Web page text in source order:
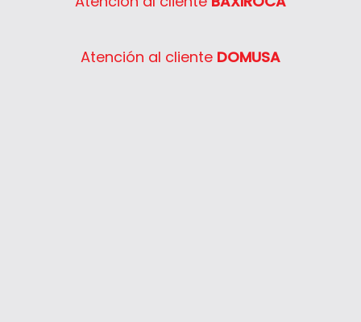
Atención al cliente DOMUSA